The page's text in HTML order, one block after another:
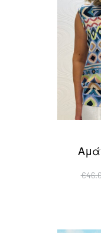
€